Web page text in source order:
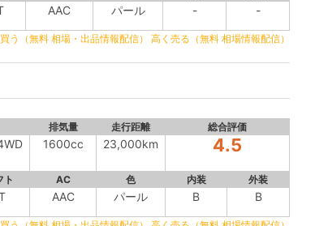
AAC パール - -
う（無料 相場・出品情報配信） 高く売る（無料 相場情報配信）
排気量 走行距離 総合評価
1600cc 23,000km 4.5
ト AC 色 内装 外装
AAC パール B B